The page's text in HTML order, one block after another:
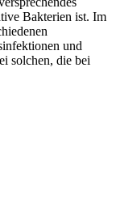
Bakterien ist. Im
und
solchen, die bei